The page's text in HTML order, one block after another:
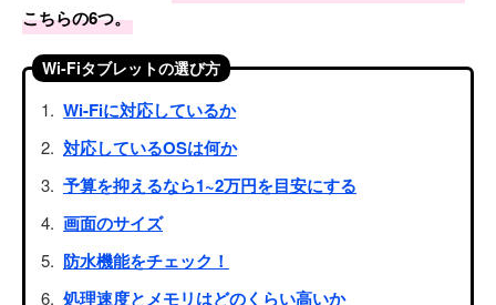
こちらの6つ。
Wi-Fiタブレットの選び方
Wi-Fiに対応しているか
対応しているOSは何か
予算を抑えるなら1~2万円を目安にする
画面のサイズ
防水機能をチェック！
処理速度とメモリはどのくらい高いか